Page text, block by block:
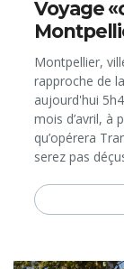
Voyage
Montpellier,
rapproche de
aujourd'hui
mois d’avril, à
qu’opérera
serez pas
patrimoine, en